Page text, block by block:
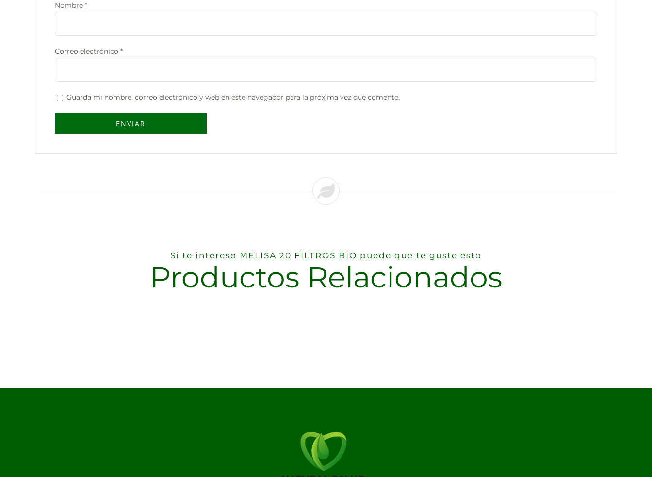
Nombre *
Correo electrónico *
Guarda mi nombre, correo electrónico y web en este navegador para la próxima vez que comente.
Si te intereso MELISA 20 FILTROS BIO puede que te guste esto
Productos Relacionados